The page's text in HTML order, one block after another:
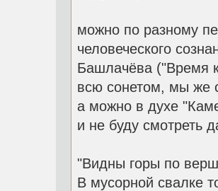
можно по разному
человеческого
Башлачёва ("Время
всю сонетом, мы же
а можно в духе
и не буду смотреть
"Видны горы по
В мусорной свалке